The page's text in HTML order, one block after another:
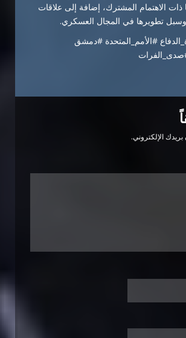
ذات الاهتمام المشترك، إضافة إلى علاقات
وسبل تطويرها في المجال العسكري.
#الأمم_المتحدة #دمشق
الإلكتروني.